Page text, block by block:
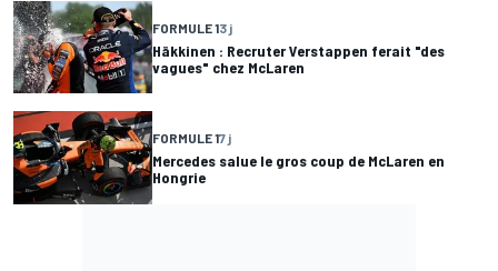
FORMULE 13 j
Häkkinen : Recruter Verstappen ferait "des
vagues" chez McLaren
FORMULE 17 j
Mercedes salue le gros coup de McLaren en
Hongrie